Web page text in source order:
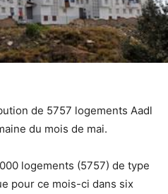
de 5757 logements Aadl
du mois de mai.
logements (5757) de type
pour ce mois-ci dans six